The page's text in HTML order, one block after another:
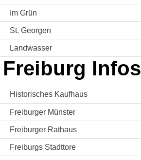
Im Grün
St. Georgen
Landwasser
Freiburg Infos
Historisches Kaufhaus
Freiburger Münster
Freiburger Rathaus
Freiburgs Stadttore